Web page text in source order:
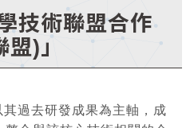
技術聯盟合作
)」
過去研發成果為主軸，成